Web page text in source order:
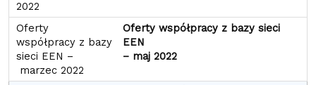
Oferty współpracy z bazy sieci
EEN
– maj 2022